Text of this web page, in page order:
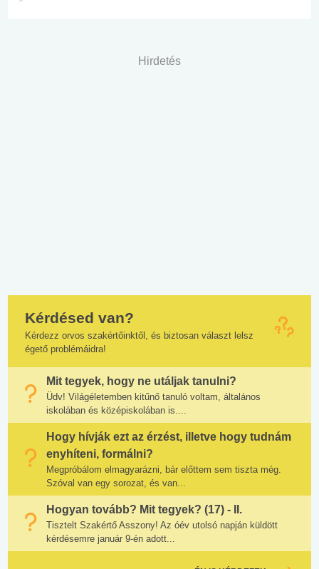
Hirdetés
Kérdésed van?
Kérdezz orvos szakértőinktől, és biztosan választ lelsz
égető problémáidra!
Mit tegyek, hogy ne utáljak tanulni?
Üdv! Világéletemben kitűnő tanuló voltam, általános
iskolában és középiskolában is....
Hogy hívják ezt az érzést, illetve hogy tudnám
enyhíteni, formálni?
Megpróbálom elmagyarázni, bár előttem sem tiszta még.
Szóval van egy sorozat, és van...
Hogyan tovább? Mit tegyek? (17) - II.
Tisztelt Szakértő Asszony! Az óév utolsó napján küldött
kérdésemre január 9-én adott...